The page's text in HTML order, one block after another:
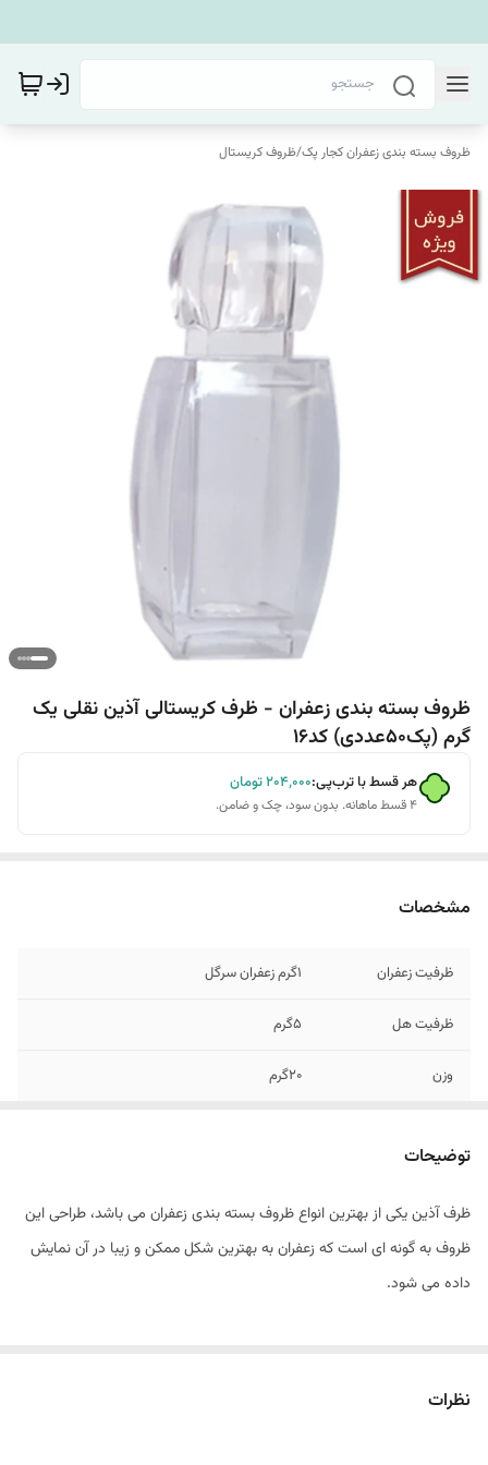
ظروف بسته بندی زعفران کجار پک/ظروف کریستال
ظروف بسته بندی زعفران - ظرف کریستالی آذین نقلی یک
گرم (پک50عددی) کد16
هر قسط با ترب‌پی:۲۰۴٬۰۰۰تومان
۴ قسط ماهانه. بدون سود، چک و ضامن.
مشخصات
ظرفیت زعفران 1گرم زعفران سرگل
ظرفیت هل 5گرم
وزن 20گرم
کسب اطلاعات بیشتر
توضیحات
ظرف آذین یکی از بهترین انواع ظروف بسته بندی زعفران می باشد، طراحی این
ظروف به گونه ای است که زعفران به بهترین شکل ممکن و زیبا در آن نمایش
داده می شود.
نظرات